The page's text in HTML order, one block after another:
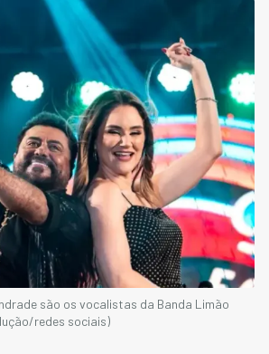
são os vocalistas da Banda Limão
redes sociais)